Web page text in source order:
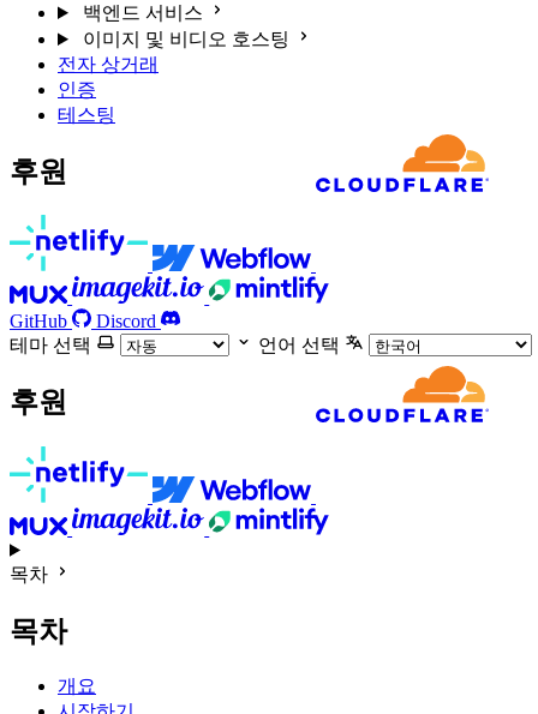
백엔드 서비스
이미지 및 비디오 호스팅
전자 상거래
인증
테스팅
후원
GitHub
Discord
테마 선택
언어 선택
후원
목차
목차
개요